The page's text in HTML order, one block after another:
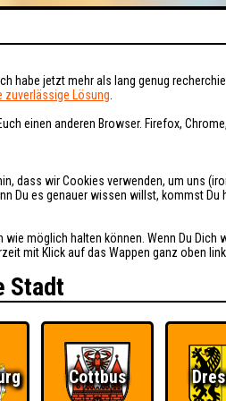
habe jetzt mehr als lang genug
zuverlässige Lösung
einen anderen Browser. Firefox,
dass wir Cookies verwenden, um uns
Du es genauer wissen willst, kommst Du
wie möglich halten können. Wenn Du Dich
mit Klick auf das Wappen ganz oben
Stadt
Cottbus